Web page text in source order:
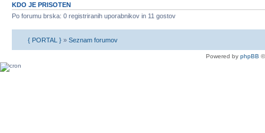
KDO JE PRISOTEN
Po forumu brska: 0 registriranih uporabnikov in 11 gostov
{ PORTAL } » Seznam forumov
Powered by phpBB